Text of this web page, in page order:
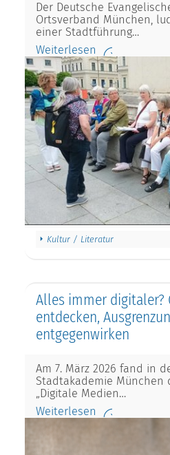
Der Deutsche
Ortsverband München,
einer Stadtführung…
Weiterlesen
Kultur / Literatur
Alles immer digitaler?
entdecken,
entgegenwirken
Am 7. März 2026 fand in
Stadtakademie München
„Digitale Medien…
Weiterlesen